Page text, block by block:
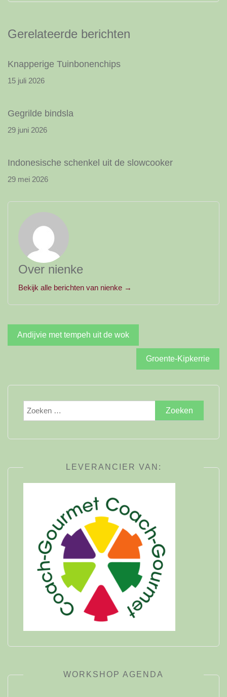
Gerelateerde berichten
Knapperige Tuinbonenchips
15 juli 2026
Gegrilde bindsla
29 juni 2026
Indonesische schenkel uit de slowcooker
29 mei 2026
Over nienke
Bekijk alle berichten van nienke →
Bericht
navigatie
Andijvie met tempeh uit de wok
Groente-Kipkerrie
Zoeken
naar:
LEVERANCIER VAN:
WORKSHOP AGENDA